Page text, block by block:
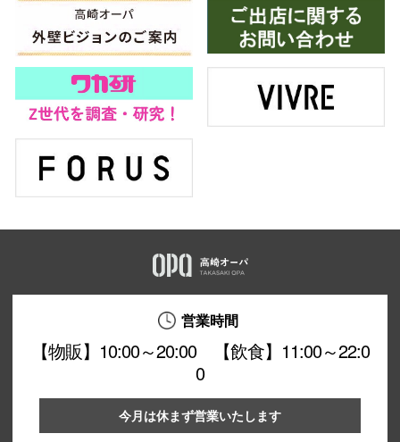
営業時間
【物販】10:00～20:00 【飲食】11:00～22:0
0
今月は休まず営業いたします